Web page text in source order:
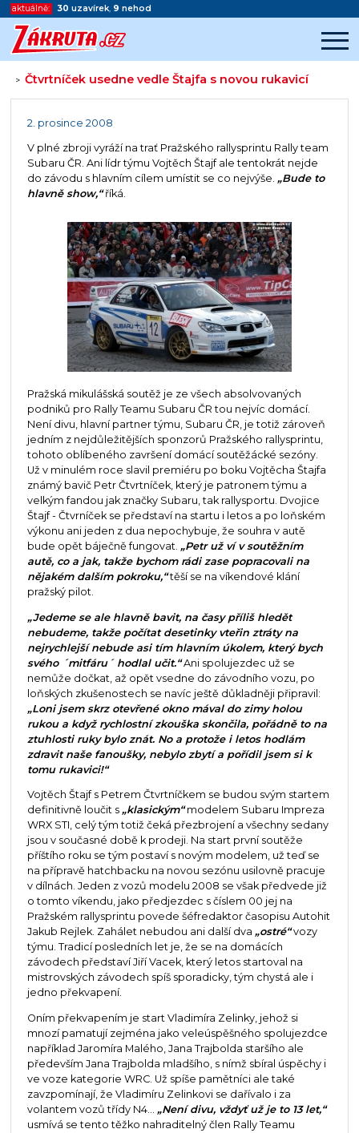
aktuálně: 30 uzavírek, 9 nehod
>Čtvrtníček usedne vedle Štajfa s novou rukavicí
Začátek reklamy
2. prosince 2008
V plné zbroji vyráží na trať Pražského rallysprintu Rally team
Subaru ČR. Ani lídr týmu Vojtěch Štajf ale tentokrát nejde
do závodu s hlavním cílem umístit se co nejvýše. „Bude to
hlavně show,“říká.
Pražská mikulášská soutěž je ze všech absolvovaných
podniků pro Rally Teamu Subaru ČR tou nejvíc domácí.
Není divu, hlavní partner týmu, Subaru ČR, je totiž zároveň
jedním z nejdůležitějších sponzorů Pražského rallysprintu,
tohoto oblíbeného završení domácí soutěžácké sezóny.
Už v minulém roce slavil premiéru po boku Vojtěcha Štajfa
známý bavič Petr Čtvrtníček, který je patronem týmu a
velkým fandou jak značky Subaru, tak rallysportu. Dvojice
Štajf - Čtvrníček se představí na startu i letos a po loňském
výkonu ani jeden z dua nepochybuje, že souhra v autě
bude opět báječně fungovat. „Petr už ví v soutěžním
autě, co a jak, takže bychom rádi zase popracovali na
nějakém dalším pokroku,“těší se na víkendové klání
pražský pilot.
„Jedeme se ale hlavně bavit, na časy příliš hledět
nebudeme, takže počítat desetinky vteřin ztráty na
nejrychlejší nebude asi tím hlavním úkolem, který bych
svého ´mitfáru´ hodlal učit.“Ani spolujezdec už se
nemůže dočkat, až opět vsedne do závodního vozu, po
loňských zkušenostech se navíc ještě důkladněji připravil:
„Loni jsem skrz otevřené okno mával do zimy holou
rukou a když rychlostní zkouška skončila, pořádně to na
ztuhlosti ruky bylo znát. No a protože i letos hodlám
zdravit naše fanoušky, nebylo zbytí a pořídil jsem si k
tomu rukavici!“
Vojtěch Štajf s Petrem Čtvrtníčkem se budou svým startem
definitivně loučit s „klasickým“modelem Subaru Impreza
WRX STI, celý tým totiž čeká přezbrojení a všechny sedany
jsou v současné době k prodeji. Na start první soutěže
příštího roku se tým postaví s novým modelem, už teď se
na přípravě hatchbacku na novou sezónu usilovně pracuje
v dílnách. Jeden z vozů modelu 2008 se však předvede již
o tomto víkendu, jako předjezdec s číslem 00 jej na
Pražském rallysprintu povede šéfredaktor časopisu Autohit
Jakub Rejlek. Zahálet nebudou ani další dva „ostré“vozy
týmu. Tradicí posledních let je, že se na domácích
závodech představí Jiří Vacek, který letos startoval na
mistrovských závodech spíš sporadicky, tým chystá ale i
jedno překvapení.
Oním překvapením je start Vladimíra Zelinky, jehož si
mnozí pamatují zejména jako veleúspěšného spolujezdce
například Jaromíra Malého, Jana Trajbolda staršího ale
především Jana Trajbolda mladšího, s nímž sbíral úspěchy i
ve voze kategorie WRC. Už spíše pamětníci ale také
zavzpomínají, že Vladimíru Zelinkovi se dařívalo i za
volantem vozů třídy N4... „Není divu, vždyť už je to 13 let,“
usmívá se tento těžko nahraditelný člen Rally Teamu